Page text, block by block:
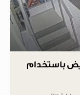
باستخدام